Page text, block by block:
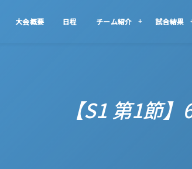
大会概要 日程 チーム紹介 試合結果
【S1 第1節